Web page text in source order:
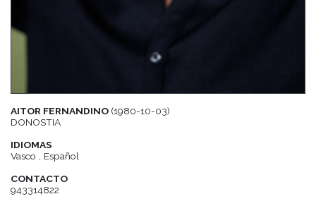
AITOR FERNANDINO (1980-10-03)
DONOSTIA
IDIOMAS
Vasco , Español
CONTACTO
943314822